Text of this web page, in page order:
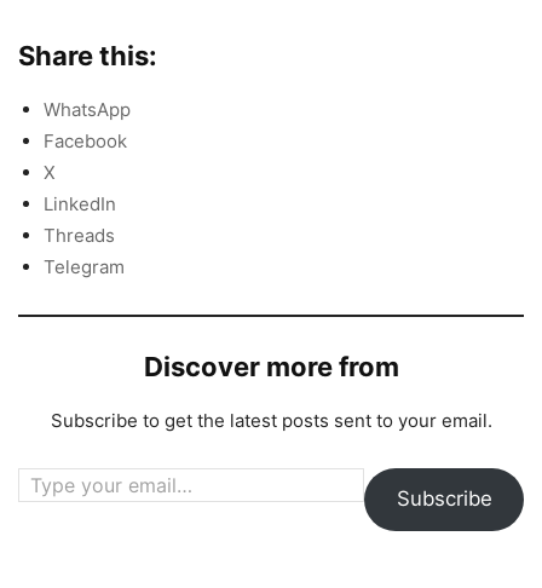
Share this:
WhatsApp
Facebook
X
LinkedIn
Threads
Telegram
Discover more from
Subscribe to get the latest posts sent to your email.
Type your email…
Subscribe